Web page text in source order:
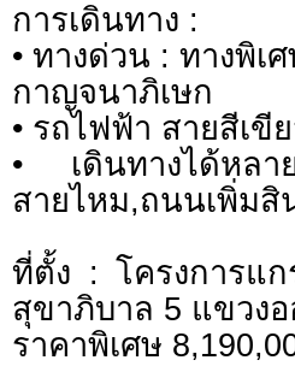
การเดินทาง :
• ทางด่วน : ทางพิเ
กาญจนาภิเษก
• รถไฟฟ้า สายสีเ
• เดินทางได้หล
สายไหม,ถนนเพิ่ม
ที่ตั้ง : โครงการแ
สุขาภิบาล 5 แขวง
ราคาพิเศษ